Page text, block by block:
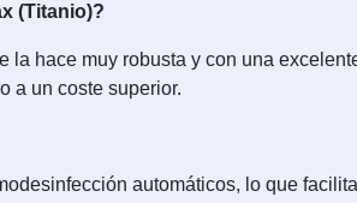
(Titanio)?
la hace muy robusta y con una
a un coste superior.
automáticos, lo que